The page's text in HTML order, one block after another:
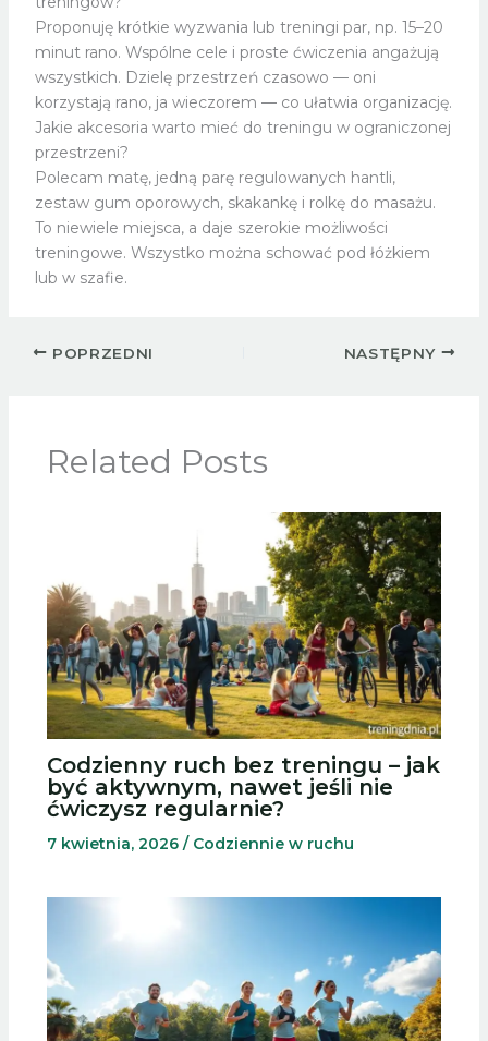
Proponuję krótkie wyzwania lub treningi par, np. 15–20
minut rano. Wspólne cele i proste ćwiczenia angażują
wszystkich. Dzielę przestrzeń czasowo — oni
korzystają rano, ja wieczorem — co ułatwia organizację.
Jakie akcesoria warto mieć do treningu w ograniczonej
przestrzeni?
Polecam matę, jedną parę regulowanych hantli,
zestaw gum oporowych, skakankę i rolkę do masażu.
To niewiele miejsca, a daje szerokie możliwości
treningowe. Wszystko można schować pod łóżkiem
lub w szafie.
POPRZEDNI NASTĘPNY
Related Posts
Codzienny ruch bez treningu – jak
być aktywnym, nawet jeśli nie
ćwiczysz regularnie?
7 kwietnia, 2026 / Codziennie w ruchu